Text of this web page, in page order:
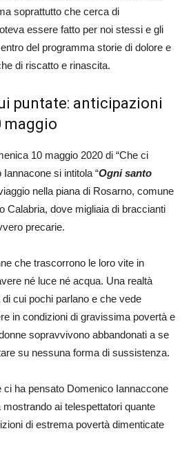
soprattutto che cerca di
essere fatto per noi stessi e gli
del programma storie di dolore e
di riscatto e rinascita.
puntate: anticipazioni
maggio
10 maggio 2020 di “Che ci
si intitola “Ogni santo
nella piana di Rosarno, comune
Calabria, dove migliaia di braccianti
precarie.
che trascorrono le loro vite in
né luce né acqua. Una realtà
cui pochi parlano e che vede
in condizioni di gravissima povertà e
sopravvivono abbandonati a se
su nessuna forma di sussistenza.
ci ha pensato Domenico Iannaccone
ai telespettatori quante
di estrema povertà dimenticate